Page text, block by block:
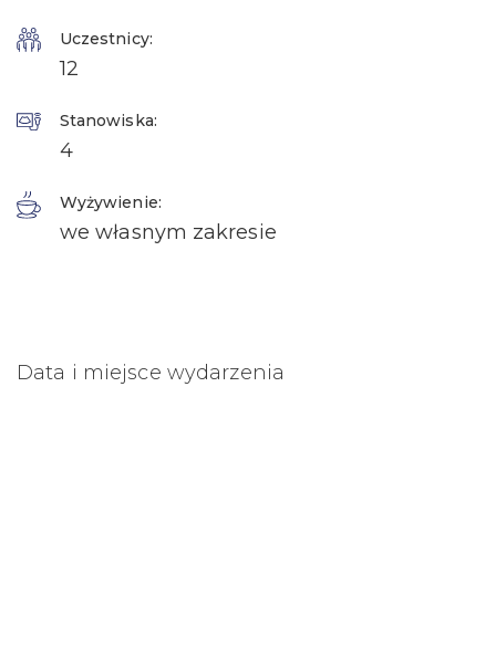
Uczestnicy:
12
Stanowiska:
4
Wyżywienie:
we własnym zakresie
Data i miejsce wydarzenia